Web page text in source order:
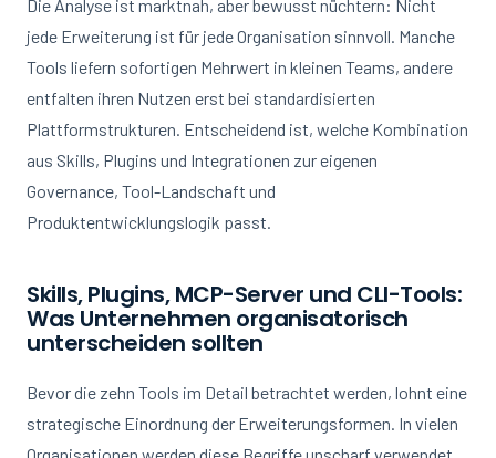
Die Analyse ist marktnah, aber bewusst nüchtern: Nicht
jede Erweiterung ist für jede Organisation sinnvoll. Manche
Tools liefern sofortigen Mehrwert in kleinen Teams, andere
entfalten ihren Nutzen erst bei standardisierten
Plattformstrukturen. Entscheidend ist, welche Kombination
aus Skills, Plugins und Integrationen zur eigenen
Governance, Tool-Landschaft und
Produktentwicklungslogik passt.
Skills, Plugins, MCP-Server und CLI-Tools:
Was Unternehmen organisatorisch
unterscheiden sollten
Bevor die zehn Tools im Detail betrachtet werden, lohnt eine
strategische Einordnung der Erweiterungsformen. In vielen